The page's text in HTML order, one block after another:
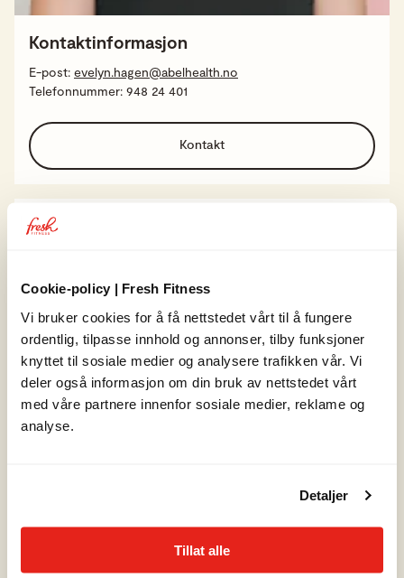
Cookie-policy | Fresh Fitness
Vi bruker cookies for å få nettstedet vårt til å fungere
ordentlig, tilpasse innhold og annonser, tilby funksjoner
knyttet til sosiale medier og analysere trafikken vår. Vi
deler også informasjon om din bruk av nettstedet vårt
med våre partnere innenfor sosiale medier, reklame og
analyse.
Detaljer
Tillat alle
Kontaktinformasjon
E-post: evelyn.hagen@abelhealth.no
Telefonnummer: 948 24 401
Kontakt
Ekspertise
Jeg er opptatt av små steg mot en varig og bærekraftig
finner vi ut av hva som fungerer for deg og din hverdag. Jeg
er engasjert og entusiastisk over dine mål og vi skal ha det
gøy samtidig som vi jobber hardt mot å nå de!
Utdannelse og kurs
Personlig trener v/Norges idrettshøyskole 2017,
Jeg har jobbet som personlig trener siden 2017 og har lang